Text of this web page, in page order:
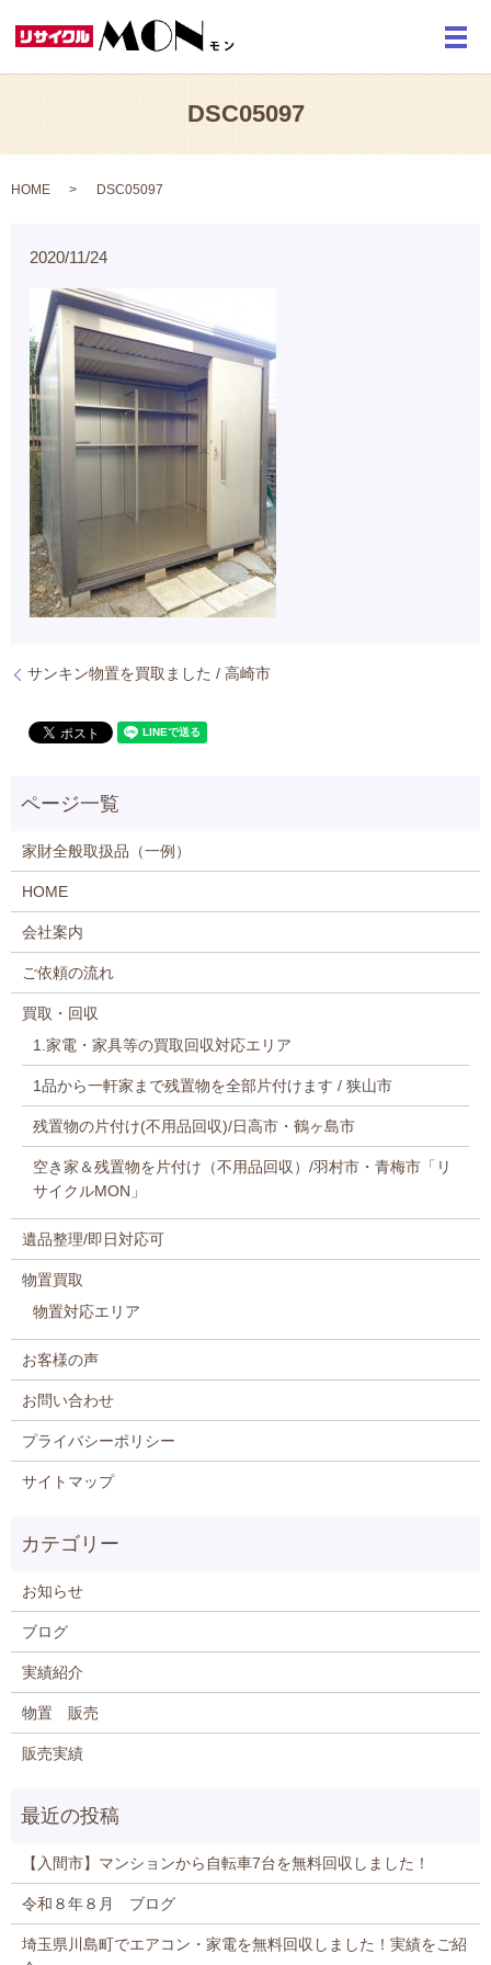
メ
DSC05097
HOME DSC05097
2020/11/24
サンキン物置を買取ました / 高崎市
家財全般取扱品（一例）
HOME
会社案内
ご依頼の流れ
買取・回収
1.家電・家具等の買取回収対応エリア
1品から一軒家まで残置物を全部片付けます / 狭山市
残置物の片付け(不用品回収)/日高市・鶴ヶ島市
空き家＆残置物を片付け（不用品回収）/羽村市・青梅市「リ
サイクルMON」
遺品整理/即日対応可
物置買取
物置対応エリア
お客様の声
お問い合わせ
プライバシーポリシー
サイトマップ
お知らせ
ブログ
実績紹介
物置 販売
販売実績
【入間市】マンションから自転車7台を無料回収しました！
令和８年８月 ブログ
埼玉県川島町でエアコン・家電を無料回収しました！実績をご紹